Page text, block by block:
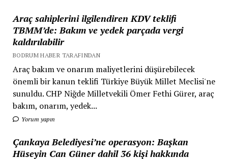
Araç sahiplerini ilgilendiren KDV teklifi
TBMM’de: Bakım ve yedek parçada vergi
kaldırılabilir
BODRUM HABER TARAFINDAN
Araç bakım ve onarım maliyetlerini düşürebilecek
önemli bir kanun teklifi Türkiye Büyük Millet Meclisi'ne
sunuldu. CHP Niğde Milletvekili Ömer Fethi Gürer, araç
bakım, onarım, yedek...
Yorum yapın
Çankaya Belediyesi’ne operasyon: Başkan
Hüseyin Can Güner dahil 36 kişi hakkında